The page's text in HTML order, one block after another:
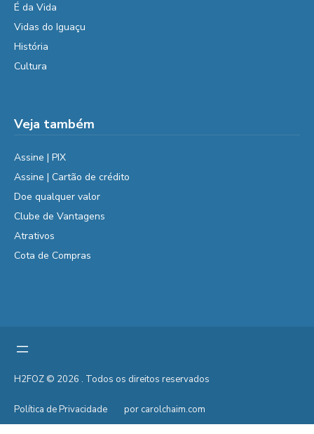
É da Vida
Vidas do Iguaçu
História
Cultura
Veja também
Assine | PIX
Assine | Cartão de crédito
Doe qualquer valor
Clube de Vantagens
Atrativos
Cota de Compras
H2FOZ © 2026 . Todos os direitos reservados
Política de Privacidade por carolchaim.com